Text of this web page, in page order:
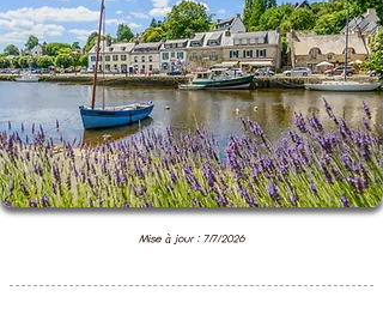
Mise à jour : 7/7/2026